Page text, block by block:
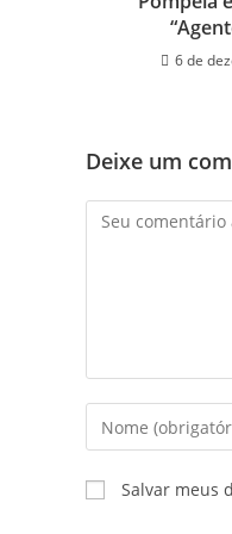
6 de
Deixe um
Comentário
Digite
seu
nome
ou
Salvar meus